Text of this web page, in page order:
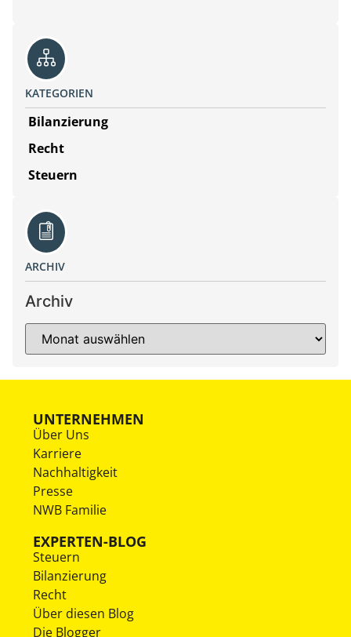
KATEGORIEN
Bilanzierung
Recht
Steuern
ARCHIV
Archiv
UNTERNEHMEN
Über Uns
Karriere
Nachhaltigkeit
Presse
NWB Familie
EXPERTEN-BLOG
Steuern
Bilanzierung
Recht
Über diesen Blog
Die Blogger